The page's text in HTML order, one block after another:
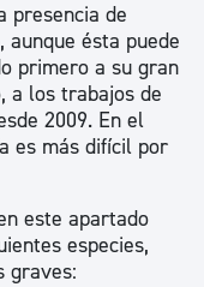
presencia de
aunque ésta puede
primero a su gran
a los trabajos de
2009. En el
es más difícil por
este apartado
especies,
graves: